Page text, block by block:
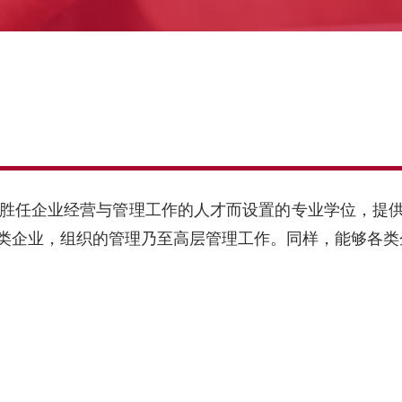
任企业经营与管理工作的人才而设置的专业学位，提
企业，组织的管理乃至高层管理工作。同样，能够各